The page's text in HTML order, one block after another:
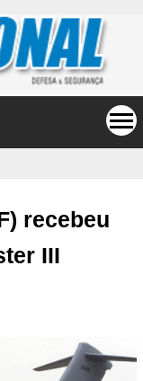
recebeu
III